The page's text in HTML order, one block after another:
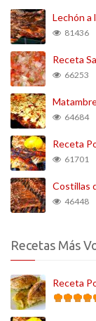
Lechón a
81436
Receta
66253
64684
Receta
61701
Costillas
46448
Recetas Más
Receta